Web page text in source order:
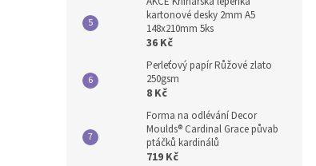
kartonové desky 2mm A5
148x210mm 5ks
36 Kč
Perleťový papír Růžové zlato
250gsm
8 Kč
Forma na odlévání Decor
Moulds® Cardinal Grace půvab
ptáčků kardinálů
719 Kč